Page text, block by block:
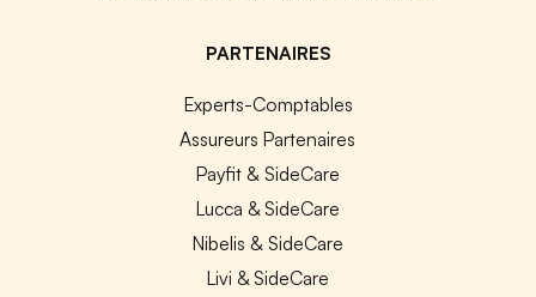
PARTENAIRES
Experts-Comptables
Assureurs Partenaires
Payfit & SideCare
Lucca & SideCare
Nibelis & SideCare
Livi & SideCare